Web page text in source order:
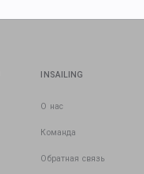
INSAILING
О нас
Команда
Обратная связь